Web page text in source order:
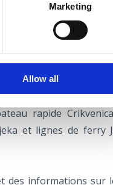
Marketing
Allow all
liées au trafic
la Riviera de
voiture, location
liaisons avec des
rapide
et lignes de ferry
des informations sur